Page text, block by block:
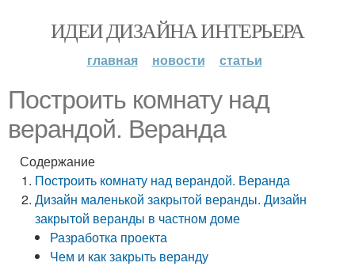
ИДЕИ ДИЗАЙНА ИНТЕРЬЕРА
главная новости статьи
Построить комнату над
верандой. Веранда
Содержание
Построить комнату над верандой. Веранда
Дизайн маленькой закрытой веранды. Дизайн
закрытой веранды в частном доме
Разработка проекта
Чем и как закрыть веранду